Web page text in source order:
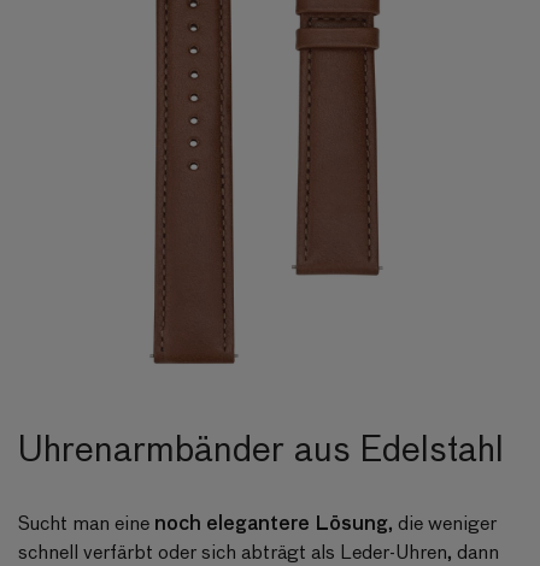
Uhrenarmbänder aus Edelstahl
Sucht man eine noch elegantere Lösung, die weniger
schnell verfärbt oder sich abträgt als Leder-Uhren, dann